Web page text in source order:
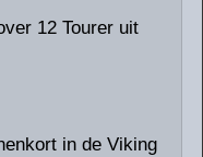
12 Tourer uit
in de Viking